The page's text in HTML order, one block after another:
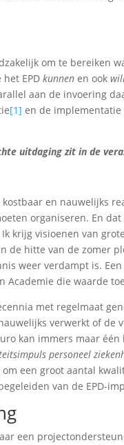
om te bereiken
het EPDkunnen en ook
aan de invoering
[1] en de
uitdaging zit in de
en nauwelijks
organiseren. En
Ik krijg visioenen van
de hitte van de zomer
weer verdampt is.
Academie die waarde
met regelmaat
verwerkt of de
kan immers maar
personeel
een groot aantal
van de EPD-
een